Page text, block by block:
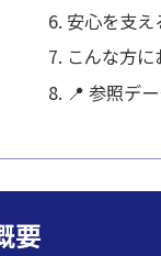
安心を支
こんな方
📍 参照デ
要